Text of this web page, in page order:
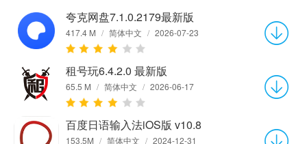
夸克网盘7.1.0.2179最新版
417.4 M / 简体中文 / 2026-07-23
租号玩6.4.2.0 最新版
65.5 M / 简体中文 / 2026-06-17
百度日语输入法iOS版 v10.8
153.5M / 简体中文 / 2024-12-31